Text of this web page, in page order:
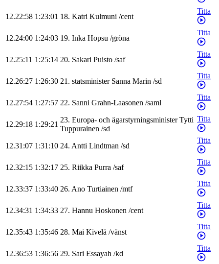
12.22:58 1:23:01 18. Katri Kulmuni /cent
Titta
12.24:00 1:24:03 19. Inka Hopsu /gröna
Titta
12.25:11 1:25:14 20. Sakari Puisto /saf
Titta
12.26:27 1:26:30 21. statsminister Sanna Marin /sd
Titta
12.27:54 1:27:57 22. Sanni Grahn-Laasonen /saml
Titta
12.29:18 1:29:21
23. Europa- och ägarstyrningsminister Tytti
Tuppurainen /sd
Titta
12.31:07 1:31:10 24. Antti Lindtman /sd
Titta
12.32:15 1:32:17 25. Riikka Purra /saf
Titta
12.33:37 1:33:40 26. Ano Turtiainen /mtf
Titta
12.34:31 1:34:33 27. Hannu Hoskonen /cent
Titta
12.35:43 1:35:46 28. Mai Kivelä /vänst
Titta
12.36:53 1:36:56 29. Sari Essayah /kd
Titta